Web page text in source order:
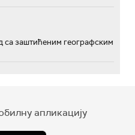
са заштићеним географским
апликацију